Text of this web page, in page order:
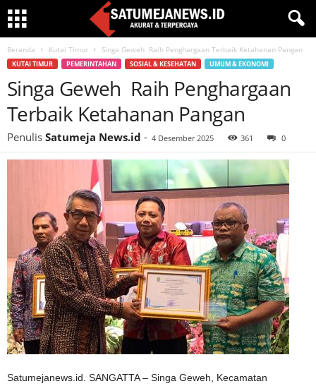
Beranda Kutai Timur Singa Geweh Raih Penghargaan Terbaik Ketahanan Pangan
KUTAI TIMUR PEMERINTAHAN SOSIAL & KESEHATAN UMUM & EKONOMI
Singa Geweh Raih Penghargaan
Terbaik Ketahanan Pangan
Penulis Satumeja News.id - 4 Desember 2025 361 0
Satumejanews.id. SANGATTA – Singa Geweh, Kecamatan